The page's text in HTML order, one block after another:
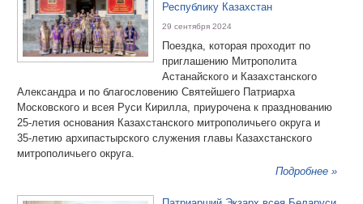
Республику Казахстан
29 сентября 2024
Поездка, которая проходит по
приглашению Митрополита
Астанайского и Казахстанского
Александра и по благословению Святейшего Патриарха
Московского и всея Руси Кирилла, приурочена к празднованию
25-летия основания Казахстанского митрополичьего округа и
35-летию архипастырского служения главы Казахстанского
митрополичьего округа.
Подробнее »